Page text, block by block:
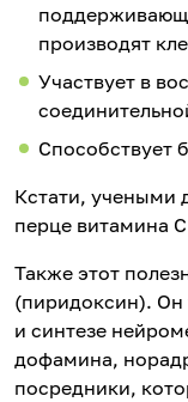
производят
Участвует в
Способствует
Кстати, учеными
перце витамина
Также этот
(пиридоксин). Он
и синтезе
дофамина,
посредники,